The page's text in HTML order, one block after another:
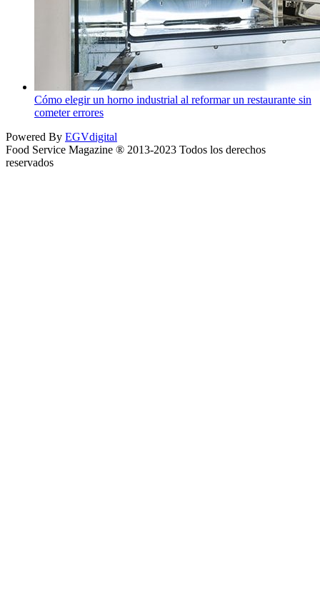
Cómo elegir un horno industrial al reformar un restaurante sin
cometer errores
Powered By EGVdigital
Food Service Magazine ® 2013-2023 Todos los derechos
reservados